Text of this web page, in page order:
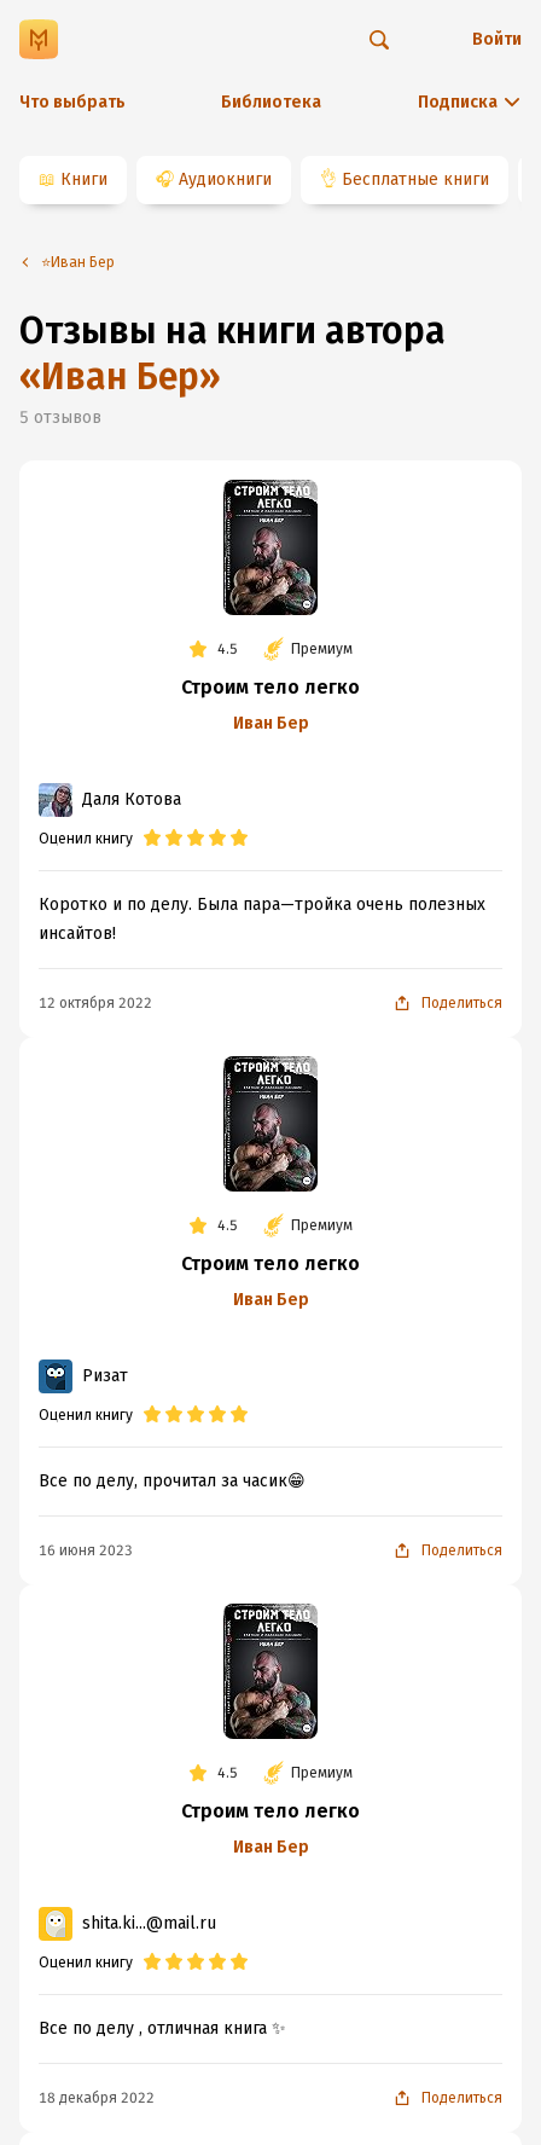
Что выбрать Библиотека Подписка
Войти
📖 Книги 🎧 Аудиокниги 👌 Бесплатные книги
⭐️Иван Бер
Отзывы на книги автора
«Иван Бер»
5 отзывов
4.5 Премиум
Строим тело легко
Иван Бер
Даля Котова
Оценил книгу
Коротко и по делу. Была пара—тройка очень полезных
инсайтов!
12 октября 2022 Поделиться
4.5 Премиум
Строим тело легко
Иван Бер
Ризат
Оценил книгу
Все по делу, прочитал за часик😁
16 июня 2023 Поделиться
4.5 Премиум
Строим тело легко
Иван Бер
shita.ki...@mail.ru
Оценил книгу
Все по делу , отличная книга ✨
18 декабря 2022 Поделиться